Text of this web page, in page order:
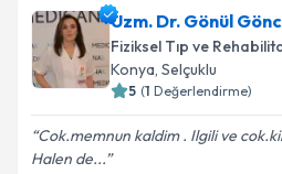
Dr. Öğr. Üyesi Sinan
talebi oluşturun. Size bu
için bir takvim
bilgilendireceğiz.
E-posta Adresiniz
Uzm. Dr. Gönül
Fiziksel Tıp ve
Konya, Selçuklu
5 (1 Değerlendirme)
Cok.memnun kaldim . Ilgili ve
Halen de...